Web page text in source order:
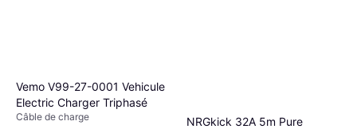
Vemo V99-27-0001 Vehicule
Electric Charger Triphasé
Câble de charge
NRGkick 32A 5m Pure